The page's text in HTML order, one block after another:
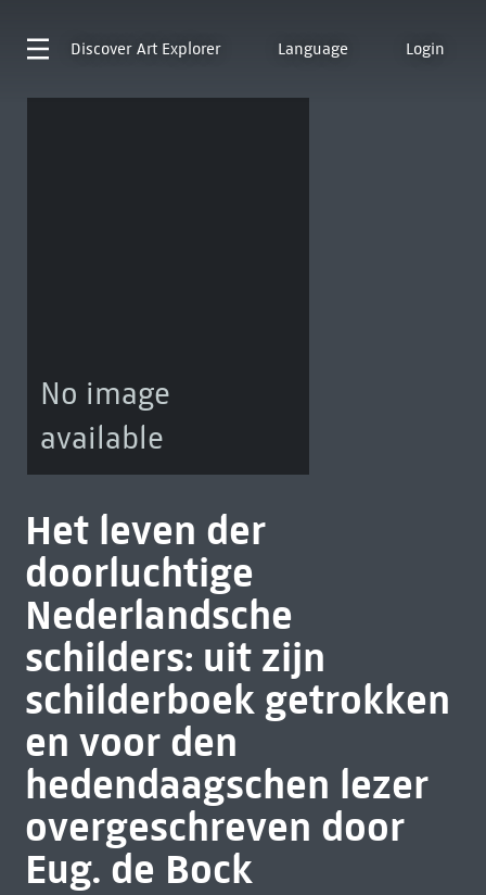
Discover Art Explorer Language Login
No image
available
Het leven der
doorluchtige
Nederlandsche
schilders: uit zijn
schilderboek getrokken
en voor den
hedendaagschen lezer
overgeschreven door
Eug. de Bock